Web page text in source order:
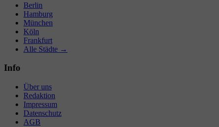
Berlin
Hamburg
München
Köln
Frankfurt
Alle Städte →
Info
Über uns
Redaktion
Impressum
Datenschutz
AGB